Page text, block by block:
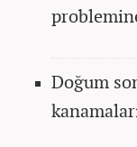
Doğum